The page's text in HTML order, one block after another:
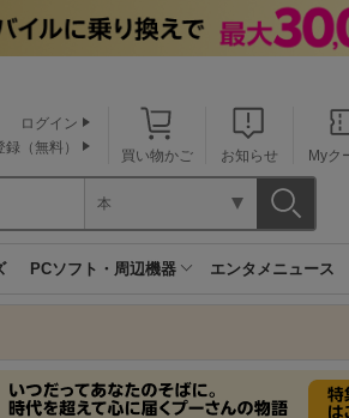
買い物かご お知らせ Myク
ログイン
（無料）
本
PCソフト・周辺機器 エンタメニュース